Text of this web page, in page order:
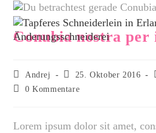
Conubia nostra per
Andrej 25. Oktober 2016
0 Kommentare
Lorem ipsum dolor sit amet,